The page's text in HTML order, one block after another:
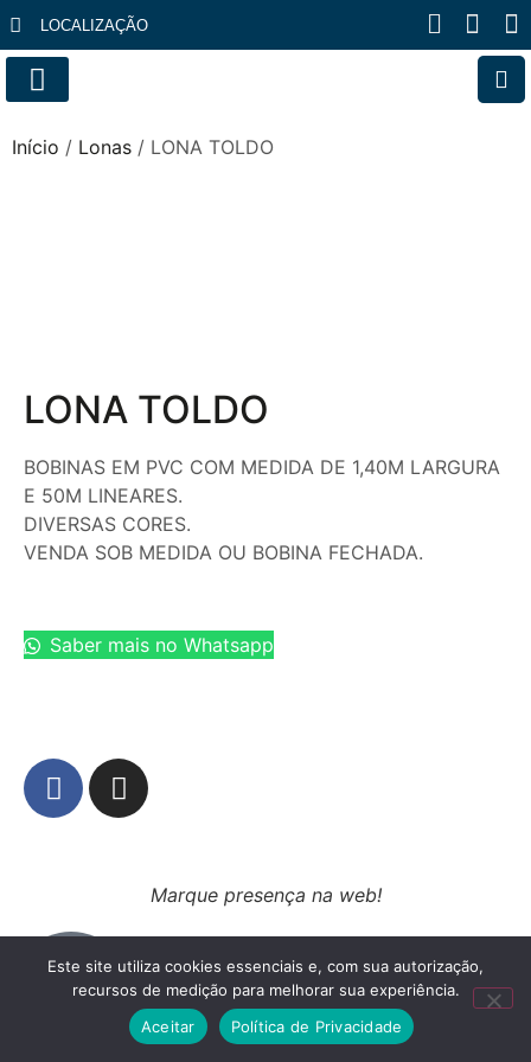
LOCALIZAÇÃO
Início / Lonas / LONA TOLDO
LONA TOLDO
BOBINAS EM PVC COM MEDIDA DE 1,40M LARGURA
E 50M LINEARES.
DIVERSAS CORES.
VENDA SOB MEDIDA OU BOBINA FECHADA.
Saber mais no Whatsapp
Marque presença na web!
Este site utiliza cookies essenciais e, com sua autorização,
recursos de medição para melhorar sua experiência.
Aceitar
Política de Privacidade